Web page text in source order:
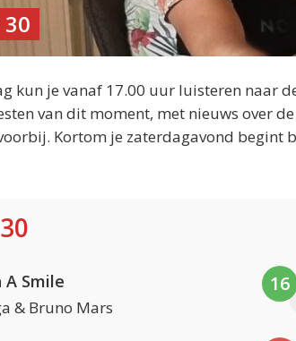
30
kun je vanaf 17.00 uur luisteren naar
van dit moment, met nieuws over
Kortom je zaterdagavond begint
A Smile
& Bruno Mars
16